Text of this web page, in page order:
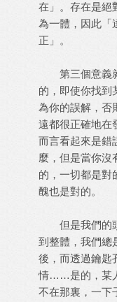
在」。存在是絕
為一體，因此「
正」。
第三個意義就
的，即使你找到
為你的誤解，否
遠都很正確地在
而言看起來是錯
麼，但是當你沒
的，一切都是對
醜也是對的。
但是我們的頭
到整體，我們總
後，而透過鑰匙
情……是的，某
不在那裏，一下